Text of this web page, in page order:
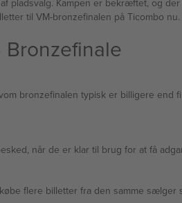
Kampen er bekræftet, og
det sig at sikre sig billetter til VM-bronzefinalen på Ticombo nu.
er billigere end finalen, svinger priserne —
når de er klar til brug for at få
flere billetter fra den samme sælger